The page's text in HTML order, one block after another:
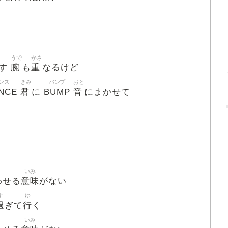
腕
うで
も重
かさ
なるけど
ス
君
きみ
に BUMP
バンプ
音
おと
にまかせて
せる意味
いみ
がない
ぎて行
ゆ
く
いみ